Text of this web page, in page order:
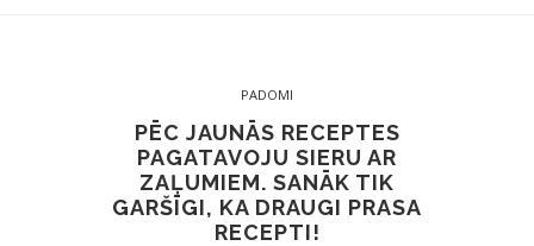
PADOMI
PĒC JAUNĀS RECEPTES
PAGATAVOJU SIERU AR
ZAĻUMIEM. SANĀK TIK
GARŠĪGI, KA DRAUGI PRASA
RECEPTI!